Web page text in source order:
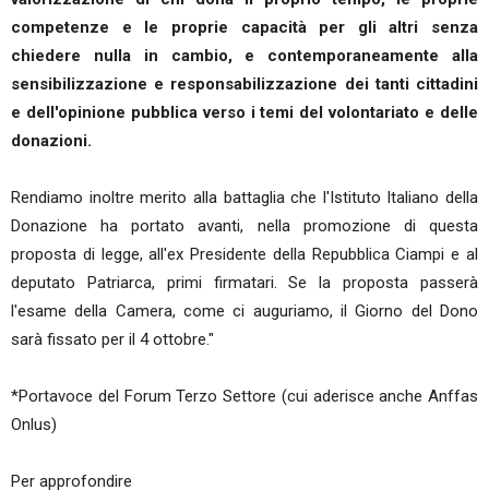
competenze e le proprie capacità per gli altri senza
chiedere nulla in cambio, e contemporaneamente alla
sensibilizzazione e responsabilizzazione dei tanti cittadini
e dell'opinione pubblica verso i temi del volontariato e delle
donazioni.
Rendiamo inoltre merito alla battaglia che l'Istituto Italiano della
Donazione ha portato avanti, nella promozione di questa
proposta di legge, all'ex Presidente della Repubblica Ciampi e al
deputato Patriarca, primi firmatari. Se la proposta passerà
l'esame della Camera, come ci auguriamo, il Giorno del Dono
sarà fissato per il 4 ottobre."
*Portavoce del Forum Terzo Settore (cui aderisce anche Anffas
Onlus)
Per approfondire